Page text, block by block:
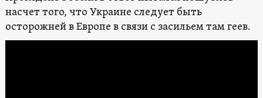
насчет того, что Украине следует быть
осторожней в Европе в связи с засильем там геев.